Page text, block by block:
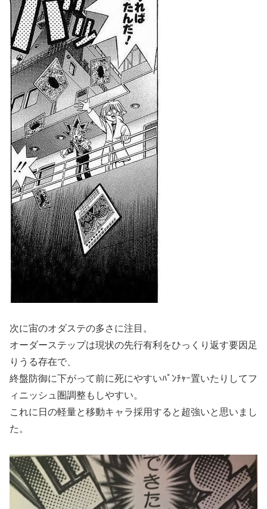
次に宙のオダステの多さに注目。
オーダーステップは現状の先行有利をひっくり返す要因足
りうる存在で、
終盤防御に下がって前に死にやすいﾊﾟﾝﾁｬｰ置いたりしてフ
ィニッシュ圏調整もしやすい。
これに日の軽量と移動キャラ採用すると超強いと思いまし
た。